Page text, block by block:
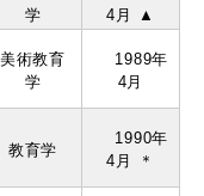
学
4月 ▲
美術教育
学
1989年
4月
教育学
1990年
4月 ＊